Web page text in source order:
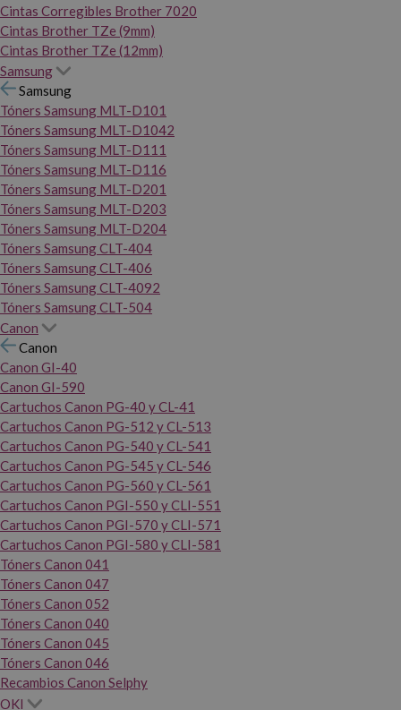
Cintas Corregibles Brother 7020
Cintas Brother TZe (9mm)
Cintas Brother TZe (12mm)
Samsung
Samsung
Tóners Samsung MLT-D101
Tóners Samsung MLT-D1042
Tóners Samsung MLT-D111
Tóners Samsung MLT-D116
Tóners Samsung MLT-D201
Tóners Samsung MLT-D203
Tóners Samsung MLT-D204
Tóners Samsung CLT-404
Tóners Samsung CLT-406
Tóners Samsung CLT-4092
Tóners Samsung CLT-504
Canon
Canon
Canon GI-40
Canon GI-590
Cartuchos Canon PG-40 y CL-41
Cartuchos Canon PG-512 y CL-513
Cartuchos Canon PG-540 y CL-541
Cartuchos Canon PG-545 y CL-546
Cartuchos Canon PG-560 y CL-561
Cartuchos Canon PGI-550 y CLI-551
Cartuchos Canon PGI-570 y CLI-571
Cartuchos Canon PGI-580 y CLI-581
Tóners Canon 041
Tóners Canon 047
Tóners Canon 052
Tóners Canon 040
Tóners Canon 045
Tóners Canon 046
Recambios Canon Selphy
OKI